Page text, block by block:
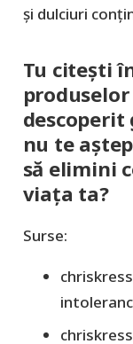
și dulciuri
Tu citești
produselor
descoperit
nu te
să elimini
viața ta?
Surse: